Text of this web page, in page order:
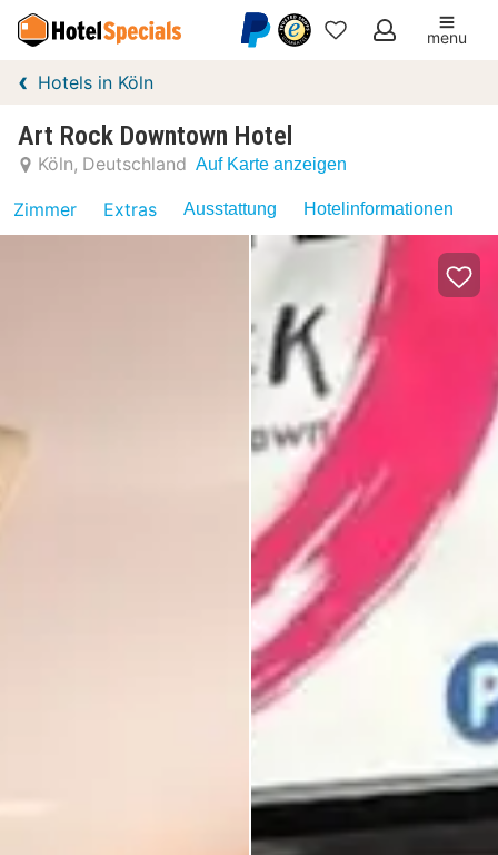
Meine
menu
Hotels in Köln
Art Rock Downtown Hotel
Köln Deutschland Auf Karte anzeigen
Zimmer Extras Ausstattung Hotelinformationen